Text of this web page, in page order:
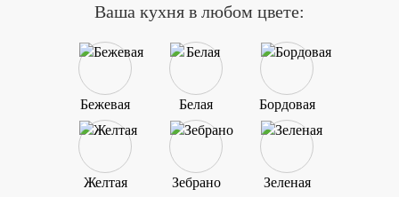
Ваша кухня в любом цвете:
Бежевая Белая Бордовая
Желтая Зебрано Зеленая